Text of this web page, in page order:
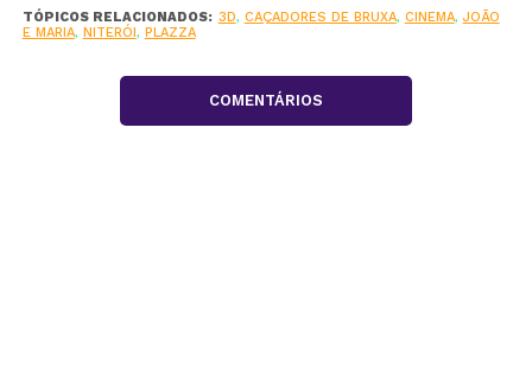
TÓPICOS RELACIONADOS: 3D, CAÇADORES DE BRUXA, CINEMA, JOÃO
E MARIA, NITERÓI, PLAZZA
COMENTÁRIOS